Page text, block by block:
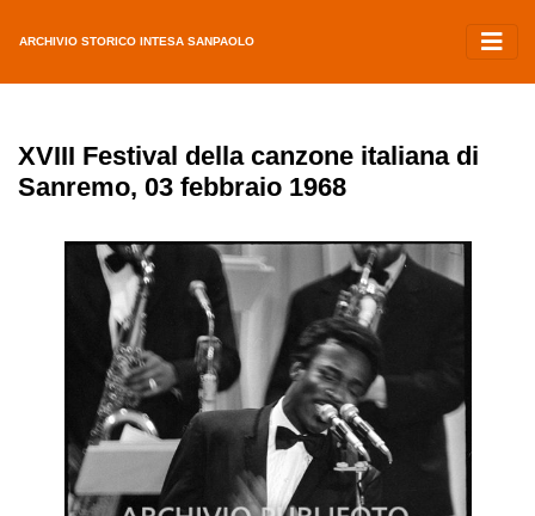
ARCHIVIO STORICO INTESA SANPAOLO
XVIII Festival della canzone italiana di
Sanremo, 03 febbraio 1968